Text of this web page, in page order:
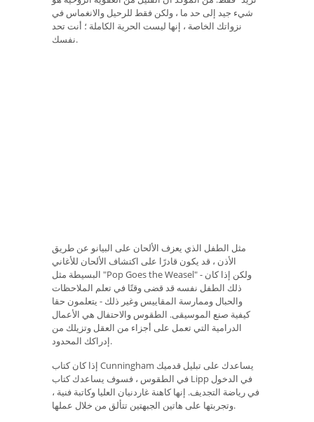
شيء جيد إلى حد ما ، ولكن فقط للرحيل والانغماس في
نزواتك الخاصة ، إنها ليست الحرية الكاملة ؛ أنت تحد
نفسك.
مثل الطفل الذي يعزف الألحان على البيانو عن طريق
الأذن ، قد يكون قادرًا على اكتشاف الألحان للأغاني
البسيطة مثل "Pop Goes the Weasel" - ولكن إذا كان
ذلك الطفل نفسه قد قضى وقتًا في تعلم الملاحظات
والحبال وممارسة المقاييس وغير ذلك - يتعلمون حقا
كيفية صنع الموسيقى. الطقوس والاحتفال هي الأعمال
الدرامية التي تعمل على أجزاء من العقل وتزيلك من
إدراكك المحدود.
إذا كان كتاب Cunningham يساعدك على تبليل قدميك
في الطقوس ، فسوف يساعدك كتاب Lipp في الدخول
في رياضة التجديف. إنها كاهنة غاردنيان العليا وكاتبة فنية ،
وتجربتها على هاتين الجبهتين تتألق من خلال عملها.